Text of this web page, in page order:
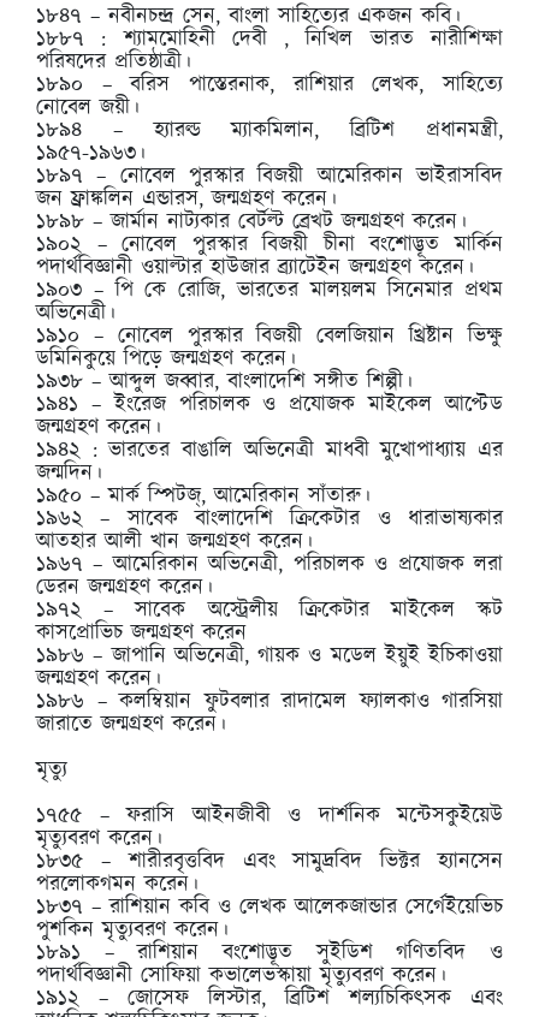
১৮৪৭ – নবীনচন্দ্র সেন, বাংলা সাহিত্যের একজন কবি।
১৮৮৭ : শ্যামমোহিনী দেবী , নিখিল ভারত নারীশিক্ষা
পরিষদের প্রতিষ্ঠাত্রী।
১৮৯০ – বরিস পাস্তেরনাক, রাশিয়ার লেখক, সাহিত্যে
নোবেল জয়ী।
১৮৯৪ – হ্যারল্ড ম্যাকমিলান, ব্রিটিশ প্রধানমন্ত্রী,
১৯৫৭-১৯৬৩।
১৮৯৭ – নোবেল পুরস্কার বিজয়ী আমেরিকান ভাইরাসবিদ
জন ফ্রাঙ্কলিন এন্ডারস, জন্মগ্রহণ করেন।
১৮৯৮ – জার্মান নাট্যকার বের্টল্ট ব্রেখট জন্মগ্রহণ করেন।
১৯০২ – নোবেল পুরস্কার বিজয়ী চীনা বংশোদ্ভূত মার্কিন
পদার্থবিজ্ঞানী ওয়াল্টার হাউজার ব্র্যাটেইন জন্মগ্রহণ করেন।
১৯০৩ – পি কে রোজি, ভারতের মালয়লম সিনেমার প্রথম
অভিনেত্রী।
১৯১০ – নোবেল পুরস্কার বিজয়ী বেলজিয়ান খ্রিষ্টান ভিক্ষু
ডমিনিকুয়ে পিড়ে জন্মগ্রহণ করেন।
১৯৩৮ – আব্দুল জব্বার, বাংলাদেশি সঙ্গীত শিল্পী।
১৯৪১ – ইংরেজ পরিচালক ও প্রযোজক মাইকেল আপ্টেড
জন্মগ্রহণ করেন।
১৯৪২ : ভারতের বাঙালি অভিনেত্রী মাধবী মুখোপাধ্যায় এর
জন্মদিন।
১৯৫০ – মার্ক স্পিটজ্‌, আমেরিকান সাঁতারু।
১৯৬২ – সাবেক বাংলাদেশি ক্রিকেটার ও ধারাভাষ্যকার
আতহার আলী খান জন্মগ্রহণ করেন।
১৯৬৭ – আমেরিকান অভিনেত্রী, পরিচালক ও প্রযোজক লরা
ডেরন জন্মগ্রহণ করেন।
১৯৭২ – সাবেক অস্ট্রেলীয় ক্রিকেটার মাইকেল স্কট
কাসপ্রোভিচ জন্মগ্রহণ করেন
১৯৮৬ – জাপানি অভিনেত্রী, গায়ক ও মডেল ইয়ুই ইচিকাওয়া
জন্মগ্রহণ করেন।
১৯৮৬ – কলম্বিয়ান ফুটবলার রাদামেল ফ্যালকাও গারসিয়া
জারাতে জন্মগ্রহণ করেন।
মৃত্যু
১৭৫৫ – ফরাসি আইনজীবী ও দার্শনিক মন্টেসকুইয়েউ
মৃত্যুবরণ করেন।
১৮৩৫ – শারীরবৃত্তবিদ এবং সামুদ্রবিদ ভিক্টর হ্যানসেন
পরলোকগমন করেন।
১৮৩৭ – রাশিয়ান কবি ও লেখক আলেকজান্ডার সের্গেইয়েভিচ
পুশকিন মৃত্যুবরণ করেন।
১৮৯১ – রাশিয়ান বংশোদ্ভূত সুইডিশ গণিতবিদ ও
পদার্থবিজ্ঞানী সোফিয়া কভালেভস্কায়া মৃত্যুবরণ করেন।
১৯১২ – জোসেফ লিস্টার, ব্রিটিশ শল্যচিকিৎসক এবং